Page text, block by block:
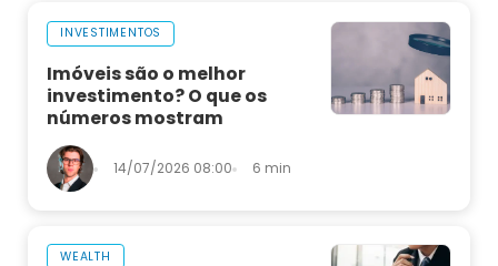
INVESTIMENTOS
Imóveis são o melhor
investimento? O que os
números mostram
14/07/2026 08:00 6 min
WEALTH